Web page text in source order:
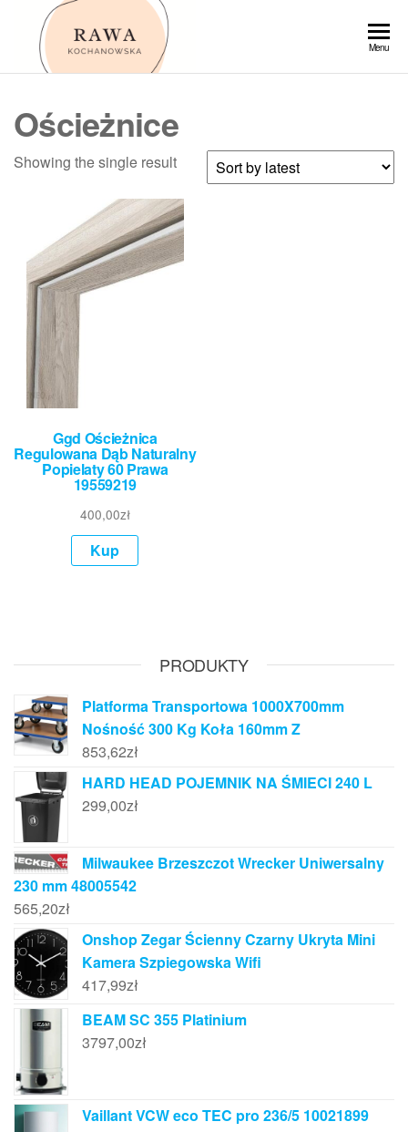
Przejdź
Menu
Ościeżnice
Showing the single result
Ggd Ościeżnica
Regulowana Dąb Naturalny
Popielaty 60 Prawa
19559219
400,00zł
Kup
PRODUKTY
Platforma Transportowa 1000X700mm
Nośność 300 Kg Koła 160mm Z
853,62zł
HARD HEAD POJEMNIK NA ŚMIECI 240 L
299,00zł
Milwaukee Brzeszczot Wrecker Uniwersalny
230 mm 48005542
565,20zł
Onshop Zegar Ścienny Czarny Ukryta Mini
Kamera Szpiegowska Wifi
417,99zł
BEAM SC 355 Platinium
3797,00zł
Vaillant VCW eco TEC pro 236/5 10021899